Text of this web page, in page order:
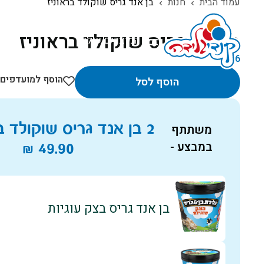
המוצרים שלנו
בן אנד גריס שוקולד בראוניז
₪26
הוסף לסל הוסף למועדפים
משתתף
במבצע -
2 בן אנד גריס שוקולד בראוניז ב
₪ 49.90
בן אנד גריס בצק עוגיות